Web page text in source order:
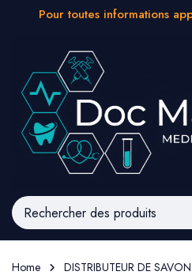
Pour toutes informations
Home
DISTRIBUTEUR DE